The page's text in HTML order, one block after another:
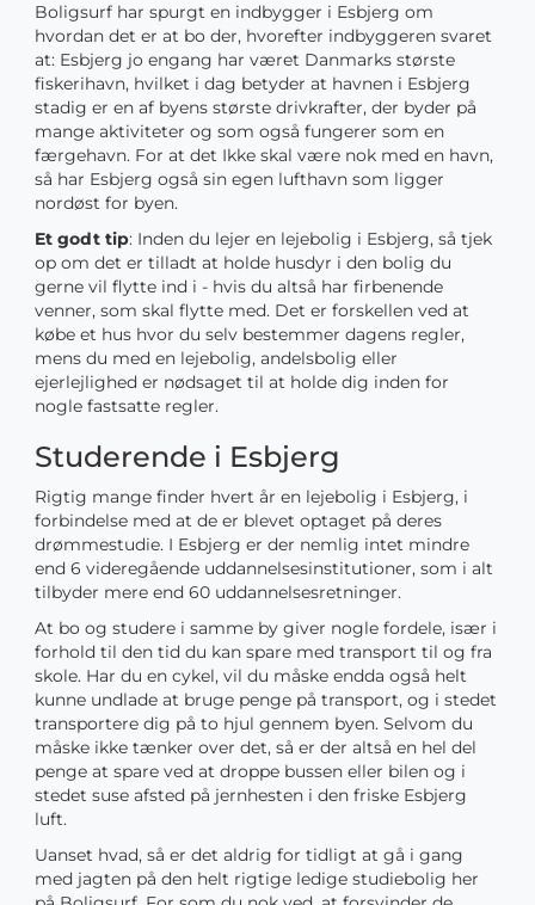
Boligsurf har spurgt en indbygger i Esbjerg om
hvordan det er at bo der, hvorefter indbyggeren svaret
at: Esbjerg jo engang har været Danmarks største
fiskerihavn, hvilket i dag betyder at havnen i Esbjerg
stadig er en af byens største drivkrafter, der byder på
mange aktiviteter og som også fungerer som en
færgehavn. For at det Ikke skal være nok med en havn,
så har Esbjerg også sin egen lufthavn som ligger
nordøst for byen.
Et godt tip: Inden du lejer en lejebolig i Esbjerg, så tjek
op om det er tilladt at holde husdyr i den bolig du
gerne vil flytte ind i - hvis du altså har firbenende
venner, som skal flytte med. Det er forskellen ved at
købe et hus hvor du selv bestemmer dagens regler,
mens du med en lejebolig, andelsbolig eller
ejerlejlighed er nødsaget til at holde dig inden for
nogle fastsatte regler.
Studerende i Esbjerg
Rigtig mange finder hvert år en lejebolig i Esbjerg, i
forbindelse med at de er blevet optaget på deres
drømmestudie. I Esbjerg er der nemlig intet mindre
end 6 videregående uddannelsesinstitutioner, som i alt
tilbyder mere end 60 uddannelsesretninger.
At bo og studere i samme by giver nogle fordele, især i
forhold til den tid du kan spare med transport til og fra
skole. Har du en cykel, vil du måske endda også helt
kunne undlade at bruge penge på transport, og i stedet
transportere dig på to hjul gennem byen. Selvom du
måske ikke tænker over det, så er der altså en hel del
penge at spare ved at droppe bussen eller bilen og i
stedet suse afsted på jernhesten i den friske Esbjerg
luft.
Uanset hvad, så er det aldrig for tidligt at gå i gang
med jagten på den helt rigtige ledige studiebolig her